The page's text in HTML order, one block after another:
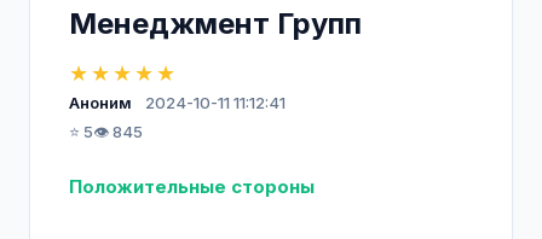
Менеджмент Групп
★★★★★
Аноним
2024-10-11 11:12:41
⭐ 5👁️ 845
Положительные стороны